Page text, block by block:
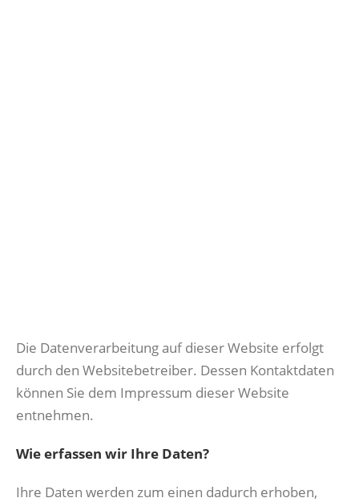
Die Datenverarbeitung auf dieser Website erfolgt
durch den Websitebetreiber. Dessen Kontaktdaten
können Sie dem Impressum dieser Website
entnehmen.
Wie erfassen wir Ihre Daten?
Ihre Daten werden zum einen dadurch erhoben,